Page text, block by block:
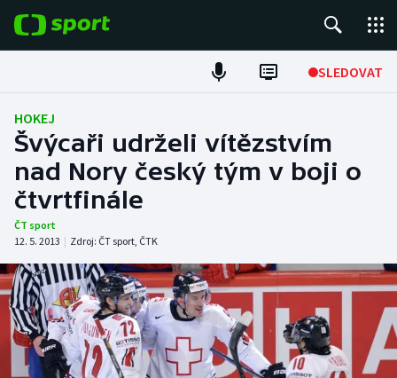
SLEDOVAT
Fotbal
Hokej
Tenis
Atletika
Cyklistika
DALŠÍ SPORTY
Americký fotbal
NEPŘEHLÉDNĚTE
HOKEJ
Švýcaři udrželi vítězstvím
nad Nory český tým v boji o
čtvrtfinále
ČT sport
12. 5. 2013 | Zdroj: ČT sport, ČTK